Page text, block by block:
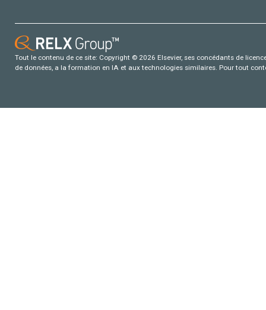
Tout le contenu de ce site: Copyright © 2026 Elsevier, ses concédants de
de données, a la formation en IA et aux technologies similaires. Pour tout